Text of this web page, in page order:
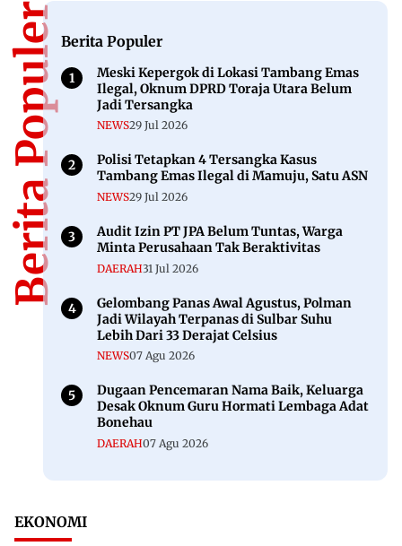
Berita PopulerBerita Populer
Meski Kepergok di Lokasi Tambang Emas
Ilegal, Oknum DPRD Toraja Utara Belum
Jadi Tersangka
NEWS29 Jul 2026
Polisi Tetapkan 4 Tersangka Kasus
Tambang Emas Ilegal di Mamuju, Satu ASN
NEWS29 Jul 2026
Audit Izin PT JPA Belum Tuntas, Warga
Minta Perusahaan Tak Beraktivitas
DAERAH31 Jul 2026
Gelombang Panas Awal Agustus, Polman
Jadi Wilayah Terpanas di Sulbar Suhu
Lebih Dari 33 Derajat Celsius
NEWS07 Agu 2026
Dugaan Pencemaran Nama Baik, Keluarga
Desak Oknum Guru Hormati Lembaga Adat
Bonehau
DAERAH07 Agu 2026
EKONOMI